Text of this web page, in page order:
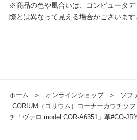
※商品の色や風合いは、コンピュータ
際とは異なって見える場合がございます
ホーム ＞ オンラインショップ ＞ ソフ
CORIUM（コリウム）コーナーカウチソ
チ「ヴァロ model.COR-A6351」革#CO-